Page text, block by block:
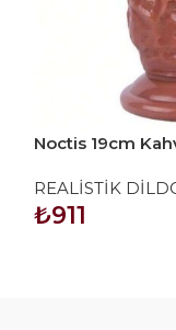
Noctis 19cm
REALİSTİK
₺911